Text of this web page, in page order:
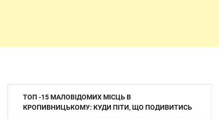
Навігація
записів
ТОП -15 МАЛОВІДОМИХ МІСЦЬ В
КРОПИВНИЦЬКОМУ: КУДИ ПІТИ, ЩО ПОДИВИТИСЬ